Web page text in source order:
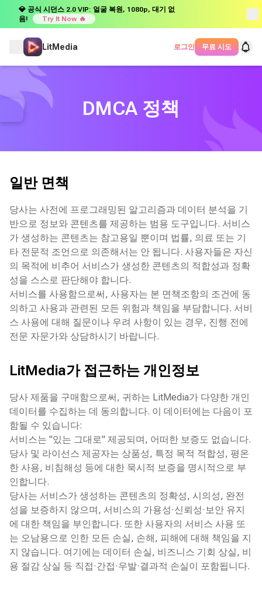
💎 공식 시던스 2.0 VIP: 얼굴 복원, 1080p, 대기 없
음!
Try It Now 🔥
LitMedia 로그인 무료 시도
DMCA 정책
일반 면책
당사는 사전에 프로그래밍된 알고리즘과 데이터 분석을 기
반으로 정보와 콘텐츠를 제공하는 범용 도구입니다. 서비스
가 생성하는 콘텐츠는 참고용일 뿐이며 법률, 의료 또는 기
타 전문적 조언으로 의존해서는 안 됩니다. 사용자들은 자신
의 목적에 비추어 서비스가 생성한 콘텐츠의 적합성과 정확
성을 스스로 판단해야 합니다.
서비스를 사용함으로써, 사용자는 본 면책조항의 조건에 동
의하고 사용과 관련된 모든 위험과 책임을 부담합니다. 서비
스 사용에 대해 질문이나 우려 사항이 있는 경우, 진행 전에
전문 자문가와 상담하시기 바랍니다.
LitMedia가 접근하는 개인정보
당사 제품을 구매함으로써, 귀하는 LitMedia가 다양한 개인
데이터를 수집하는 데 동의합니다. 이 데이터에는 다음이 포
함될 수 있습니다:
서비스는 "있는 그대로" 제공되며, 어떠한 보증도 없습니다.
당사 및 라이선스 제공자는 상품성, 특정 목적 적합성, 평온
한 사용, 비침해성 등에 대한 묵시적 보증을 명시적으로 부
인합니다.
당사는 서비스가 생성하는 콘텐츠의 정확성, 시의성, 완전
성을 보증하지 않으며, 서비스의 가용성·신뢰성·보안 유지
에 대한 책임을 부인합니다. 또한 사용자의 서비스 사용 또
는 오남용으로 인한 모든 손실, 손해, 피해에 대해 책임을 지
지 않습니다. 여기에는 데이터 손실, 비즈니스 기회 상실, 비
용 절감 상실 등 직접·간접·우발·결과적 손실이 포함됩니다.